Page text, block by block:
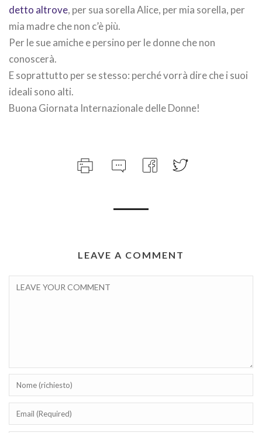
detto altrove, per sua sorella Alice, per mia sorella, per
mia madre che non c’è più.
Per le sue amiche e persino per le donne che non
conoscerà.
E soprattutto per se stesso: perché vorrà dire che i suoi
ideali sono alti.
Buona Giornata Internazionale delle Donne!
LEAVE A COMMENT